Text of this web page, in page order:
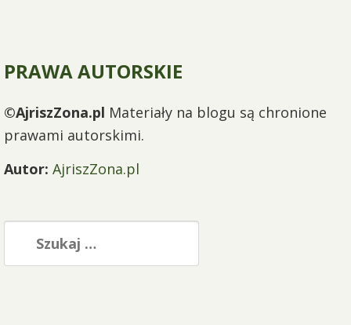
PRAWA AUTORSKIE
©AjriszZona.pl Materiały na blogu są chronione
prawami autorskimi.
Autor: AjriszZona.pl